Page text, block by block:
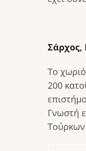
Σάρχος,
Το
200
Γνωστή
Τούρκων